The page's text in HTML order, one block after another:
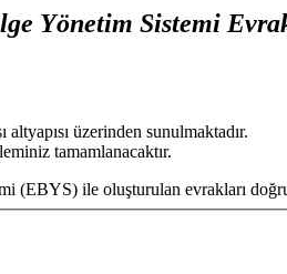
Yönetim Sistemi
üzerinden sunulmaktadır.
tamamlanacaktır.
(EBYS) ile oluşturulan evrakları